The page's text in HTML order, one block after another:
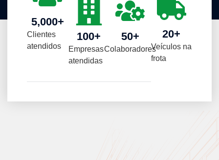
Clientes
atendidos
5,000+
Empresas
atendidas
100+
Colaboradores
50+
Veículos na
frota
20+